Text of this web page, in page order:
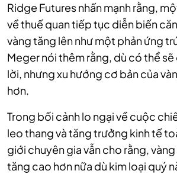
Ridge Futures nhấn mạnh rằng,
về thuế quan tiếp tục diễn biến
vàng tăng lên như một phản ứng
Meger nói thêm rằng, dù có thể
lời, nhưng xu hướng cơ bản của
hơn.
Trong bối cảnh lo ngại về cuộc
leo thang và tăng trưởng kinh tế
giới chuyên gia vẫn cho rằng,
tăng cao hơn nữa dù kim loại quý